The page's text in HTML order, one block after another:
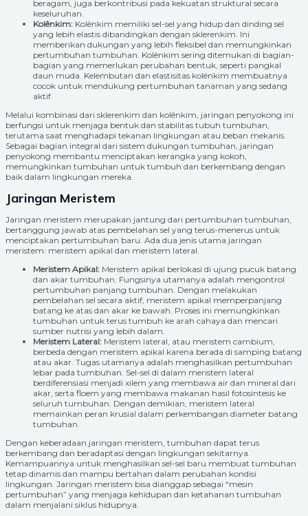
beragam, juga berkontribusi pada kekuatan struktural secara
keseluruhan.
Kolênkim: Kolênkim memiliki sel-sel yang hidup dan dinding sel
yang lebih elastis dibandingkan dengan sklerenkim. Ini
memberikan dukungan yang lebih fleksibel dan memungkinkan
pertumbuhan tumbuhan. Kolênkim sering ditemukan di bagian-
bagian yang memerlukan perubahan bentuk, seperti pangkal
daun muda. Kelembutan dan elastisitas kolênkim membuatnya
cocok untuk mendukung pertumbuhan tanaman yang sedang
aktif.
Melalui kombinasi dari sklerenkim dan kolênkim, jaringan penyokong ini
berfungsi untuk menjaga bentuk dan stabilitas tubuh tumbuhan,
terutama saat menghadapi tekanan lingkungan atau beban mekanis.
Sebagai bagian integral dari sistem dukungan tumbuhan, jaringan
penyokong membantu menciptakan kerangka yang kokoh,
memungkinkan tumbuhan untuk tumbuh dan berkembang dengan
baik dalam lingkungan mereka.
Jaringan Meristem
Jaringan meristem merupakan jantung dari pertumbuhan tumbuhan,
bertanggung jawab atas pembelahan sel yang terus-menerus untuk
menciptakan pertumbuhan baru. Ada dua jenis utama jaringan
meristem: meristem apikal dan meristem lateral.
Meristem Apikal: Meristem apikal berlokasi di ujung pucuk batang
dan akar tumbuhan. Fungsinya utamanya adalah mengontrol
pertumbuhan panjang tumbuhan. Dengan melakukan
pembelahan sel secara aktif, meristem apikal memperpanjang
batang ke atas dan akar ke bawah. Proses ini memungkinkan
tumbuhan untuk terus tumbuh ke arah cahaya dan mencari
sumber nutrisi yang lebih dalam.
Meristem Lateral: Meristem lateral, atau meristem cambium,
berbeda dengan meristem apikal karena berada di samping batang
atau akar. Tugas utamanya adalah menghasilkan pertumbuhan
lebar pada tumbuhan. Sel-sel di dalam meristem lateral
berdiferensiasi menjadi xilem yang membawa air dan mineral dari
akar, serta floem yang membawa makanan hasil fotosintesis ke
seluruh tumbuhan. Dengan demikian, meristem lateral
memainkan peran krusial dalam perkembangan diameter batang
tumbuhan.
Dengan keberadaan jaringan meristem, tumbuhan dapat terus
berkembang dan beradaptasi dengan lingkungan sekitarnya.
Kemampuannya untuk menghasilkan sel-sel baru membuat tumbuhan
tetap dinamis dan mampu bertahan dalam perubahan kondisi
lingkungan. Jaringan meristem bisa dianggap sebagai “mesin
pertumbuhan” yang menjaga kehidupan dan ketahanan tumbuhan
dalam menjalani siklus hidupnya.